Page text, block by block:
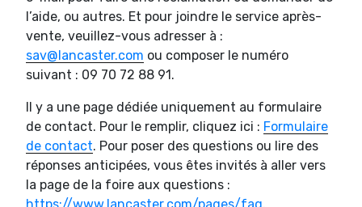
l’aide, ou autres. Et pour joindre le service après-
vente, veuillez-vous adresser à :
sav@lancaster.com ou composer le numéro
suivant : 09 70 72 88 91.
Il y a une page dédiée uniquement au formulaire
de contact. Pour le remplir, cliquez ici : Formulaire
de contact. Pour poser des questions ou lire des
réponses anticipées, vous êtes invités à aller vers
la page de la foire aux questions :